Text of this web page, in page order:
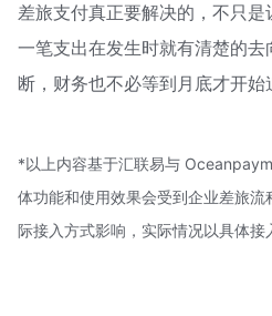
差旅支付真正要解决的，不只
一笔支出在发生时就有清楚的
断，财务也不必等到月底才开始
*以上内容基于汇联易与
体功能和使用效果会受到企业差旅
际接入方式影响，实际情况以具体接